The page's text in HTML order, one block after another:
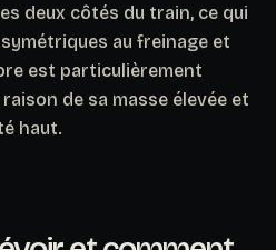
deux côtés du train, ce qui
au freinage et
est particulièrement
de sa masse élevée et
haut.